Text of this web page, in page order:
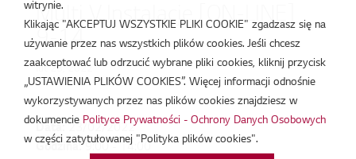
Multi V Instalacje [ON-LINE]
9-14
lut 23, 2022
23/02/2022
Godzina:9:00 - 14:00
witrynie.
Klikając "AKCEPTUJ WSZYSTKIE PLIKI COOKIE" zgadzasz się na
używanie przez nas wszystkich plików cookies. Jeśli chcesz
zaakceptować lub odrzucić wybrane pliki cookies, kliknij przycisk
„USTAWIENIA PLIKÓW COOKIES”. Więcej informacji odnośnie
wykorzystywanych przez nas plików cookies znajdziesz w
dokumencie Polityce Prywatności - Ochrony Danych Osobowych
w części zatytułowanej "Polityka plików cookies".